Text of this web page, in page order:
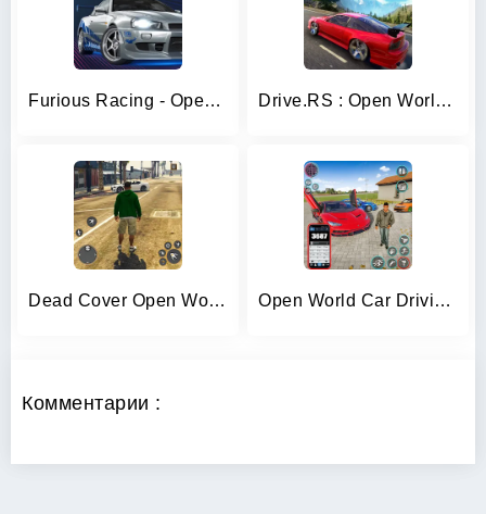
Furious Racing - Open World Drive.RS : Open World Racing
Dead Cover Open World Survival Open World Car Driving Games
Комментарии :